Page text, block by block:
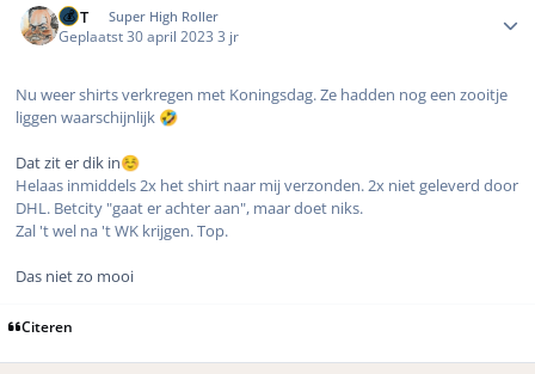
MrT Super High Roller
Geplaatst 30 april 2023 3 jr
Nu weer shirts verkregen met Koningsdag. Ze hadden nog een zooitje
liggen waarschijnlijk 🤣
Dat zit er dik in☺️
Helaas inmiddels 2x het shirt naar mij verzonden. 2x niet geleverd door
DHL. Betcity "gaat er achter aan", maar doet niks.
Zal 't wel na 't WK krijgen. Top.
Das niet zo mooi
Citeren